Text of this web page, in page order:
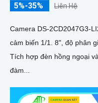
5%-35% Liên Hệ
Camera DS-2CD2047G3-
cảm biến 1/1. 8", độ phân
Tích hợp đèn hồng ngoại
đàm...